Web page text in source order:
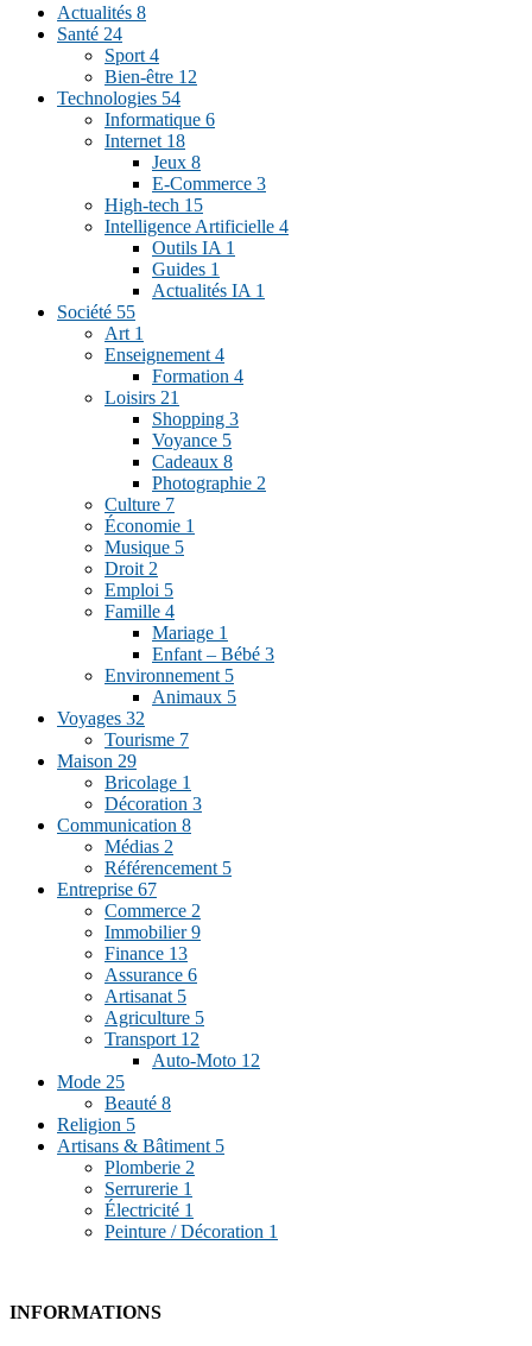
Actualités 8
Santé 24
Sport 4
Bien-être 12
Technologies 54
Informatique 6
Internet 18
Jeux 8
E-Commerce 3
High-tech 15
Intelligence Artificielle 4
Outils IA 1
Guides 1
Actualités IA 1
Société 55
Art 1
Enseignement 4
Formation 4
Loisirs 21
Shopping 3
Voyance 5
Cadeaux 8
Photographie 2
Culture 7
Économie 1
Musique 5
Droit 2
Emploi 5
Famille 4
Mariage 1
Enfant – Bébé 3
Environnement 5
Animaux 5
Voyages 32
Tourisme 7
Maison 29
Bricolage 1
Décoration 3
Communication 8
Médias 2
Référencement 5
Entreprise 67
Commerce 2
Immobilier9
Finance 13
Assurance 6
Artisanat 5
Agriculture 5
Transport 12
Auto-Moto 12
Mode 25
Beauté 8
Religion 5
Artisans & Bâtiment 5
Plomberie 2
Serrurerie 1
Électricité 1
Peinture / Décoration 1
INFORMATIONS